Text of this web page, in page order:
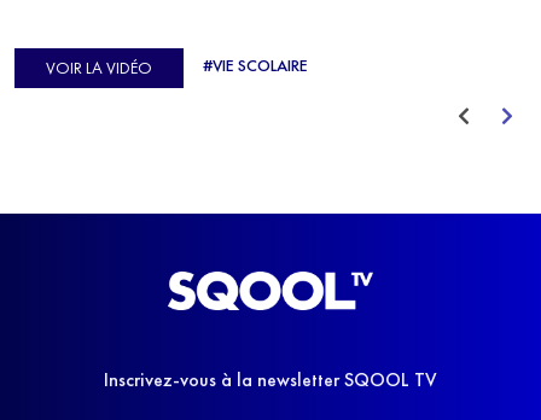
d'Europe de Horse-ball, qui a failli abandonner ses études
avant de trouver un nouvel équilibre.
VOIR LA VIDÉO #VIE SCOLAIRE
Inscrivez-vous à la newsletter SQOOL TV